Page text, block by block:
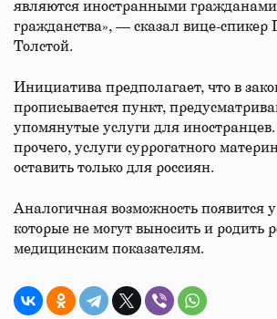
являются иностранными
гражданства», — сказал вице-спикер
Толстой.
Инициатива предполагает, что в
прописывается пункт,
упомянутые услуги для
прочего, услуги суррогатного
оставить только для россиян.
Аналогичная возможность появится у
которые не могут выносить и родить
медицинским показателям.